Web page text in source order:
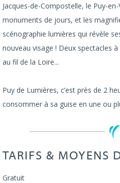
Jacques-de-Compostelle, le Puy-
monuments de jours, et les
scénographie lumières qui révèle
nouveau visage ! Deux spectacles
au fil de la Loire...
Puy de Lumières, c’est près de 2
consommer à sa guise en une ou
TARIFS & MOYENS
Gratuit